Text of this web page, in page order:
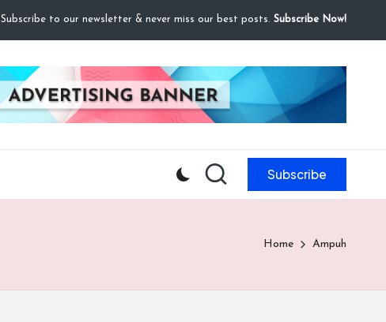
Subscribe to our newsletter & never miss our best posts. Subscribe Now!
Subscribe
Home Ampuh